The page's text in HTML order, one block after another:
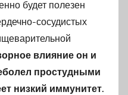
будет полезен
сосудистых
влияние он и
простудными
низкий иммунитет.